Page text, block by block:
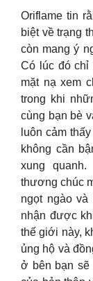
Oriflame tin
biệt về trạng
còn mang ý
Có lúc đó chỉ
mặt nạ xem
trong khi
cùng bạn bè
luôn cảm
không cần
xung
thương chúc
ngọt ngào
nhận được
thế giới này,
ủng hộ và
ở bên bạn sẽ